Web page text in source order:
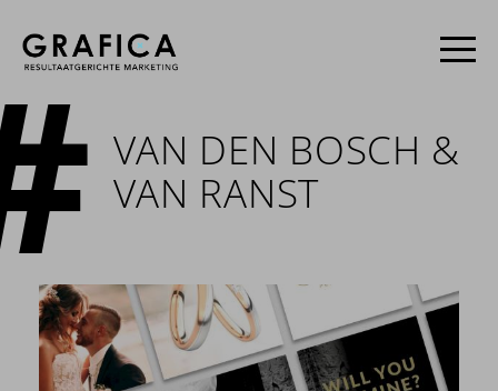
VAN DEN BOSCH &
VAN RANST